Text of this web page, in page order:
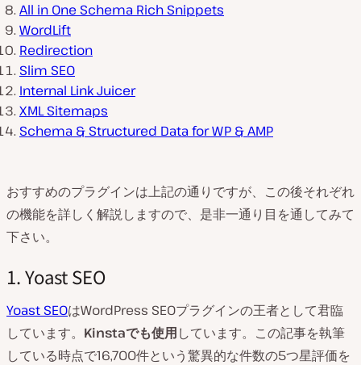
All in One Schema Rich Snippets
WordLift
Redirection
Slim SEO
Internal Link Juicer
XML Sitemaps
Schema & Structured Data for WP & AMP
おすすめのプラグインは上記の通りですが、この後それぞれ
の機能を詳しく解説しますので、是非一通り目を通してみて
下さい。
1. Yoast SEO
Yoast SEOはWordPress SEOプラグインの王者として君臨
しています。 Kinstaでも使用しています。この記事を執筆
している時点で16,700件という驚異的な件数の5つ星評価を